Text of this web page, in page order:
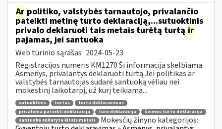
Ar politiko, valstybės tarnautojo, privalančio
pateikti metinę turto deklaraciją,...sutuoktinis
privalo deklaruoti tais metais turėtą turtą ir
pajamas, jei santuoka
Web turinio sąrašas 2024-05-23
Registracijos numeris KM1270 Ši informacija skelbiama:
Asmenys, privalantys deklaruoti turtą Jei politikas ar
valstybės tarnautojas sudarė santuoką vėliau nei
mokestinį laikotarpį, už kurį teikiama...
sutuoktinis turtas
turto deklaravimas
privaloma pateikti deklaraciją
turo deklaracija
šeimos turto deklaracija
santuoka sudaryta kitais metais
Mokesčių žinyno kategorijos: